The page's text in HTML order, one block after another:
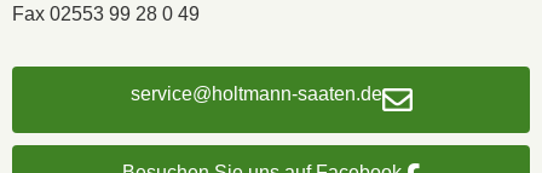
Fax 02553 99 28 0 49
service@holtmann-saaten.de